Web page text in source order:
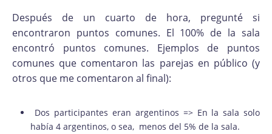
Después de un cuarto de hora, pregunté si
encontraron puntos comunes. El 100% de la sala
encontró puntos comunes. Ejemplos de puntos
comunes que comentaron las parejas en público (y
otros que me comentaron al final):
Dos participantes eran argentinos => En la sala solo
había 4 argentinos, o sea, menos del 5% de la sala.